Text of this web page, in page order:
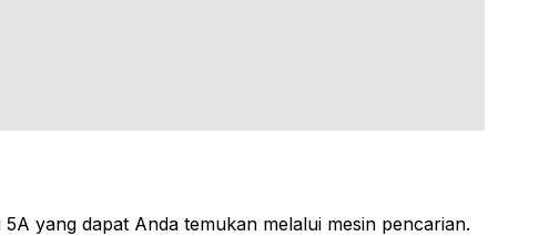
yang dapat Anda temukan melalui mesin pencarian.